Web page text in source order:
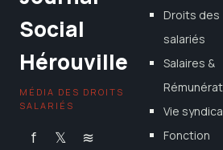
Social
Hérouville
MÉDIA DES DROITS
SALARIÉS
f 𝕏 ≋
Droits des
salariés
Salaires &
Vie
Fonction